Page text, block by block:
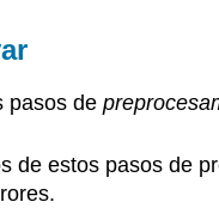
pasos de
de estos pasos de